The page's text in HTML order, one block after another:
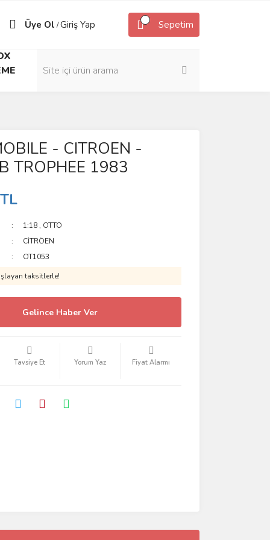
Üye Ol /Giriş Yap Sepetim
- CITROEN -
TROPHEE 1983
1:18 , OTTO
CİTRÖEN
OT1053
taksitlerle!
Gelince Haber Ver
Tavsiye Et Yorum Yaz Fiyat Alarmı